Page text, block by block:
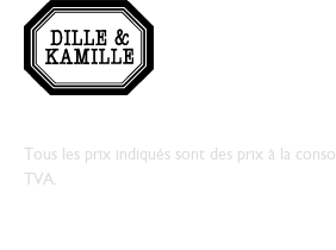
Tous les prix indiqués sont des prix à la
TVA.